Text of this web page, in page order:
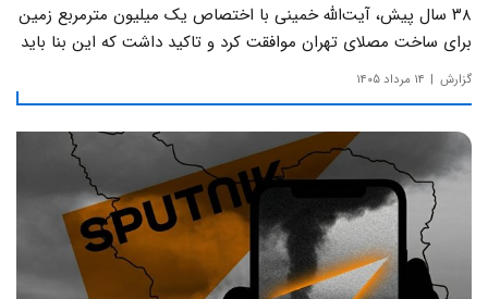
۳۸ سال پیش، آیت‌الله خمینی با اختصاص یک میلیون مترمربع زمین
برای ساخت مصلای تهران موافقت کرد و تاکید داشت که این بنا باید
به دور از زرق‌وبرق و یادآور سادگی مساجد صدر اسلام باشد.
گزارش ۱۴ مرداد ۱۴۰۵